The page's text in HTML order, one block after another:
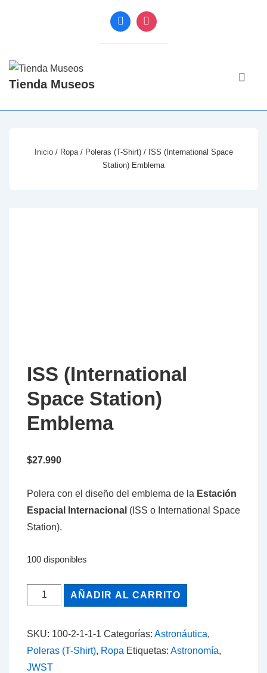
principal
Tienda Museos
Inicio/ Ropa/ Poleras (T-Shirt)/ ISS (International Space
Station) Emblema
ISS (International
Space Station)
Emblema
$27.990
Polera con el diseño del emblema de la Estación
Espacial Internacional (ISS o International Space
Station).
100 disponibles
(International
Emblema
AÑADIR AL CARRITO
SKU: 100-2-1-1-1 Categorías: Astronáutica,
Poleras (T-Shirt), Ropa Etiquetas: Astronomía,
JWST